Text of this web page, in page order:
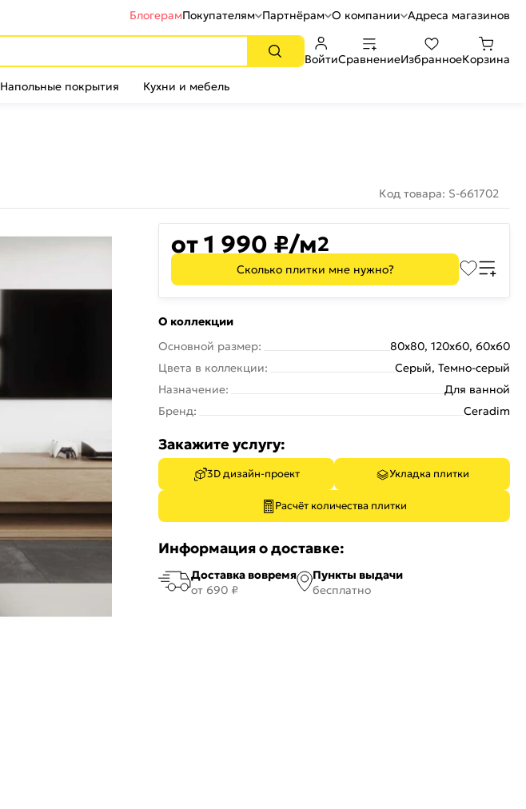
БлогерамПокупателям Партнёрам О компании Адреса магазинов
ВойтиСравнениеИзбранноеКорзина
Напольные покрытия Кухни и мебель
Код товара: S-661702
от 1 990 ₽/м2
Сколько плитки мне нужно?
О коллекции
Основной размер:
80x80, 120x60, 60x60
Цвета в коллекции:
Серый, Темно-серый
Назначение:
Для ванной
Бренд:
Ceradim
Закажите услугу:
3D дизайн-проект Укладка плитки
Расчёт количества плитки
Информация о доставке:
Доставка вовремя
от 690 ₽
Пункты выдачи
бесплатно